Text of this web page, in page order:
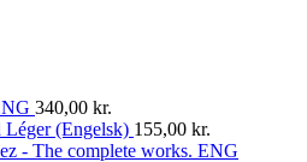
340,00 kr.
Léger (Engelsk) 155,00 kr.
- The complete works. ENG